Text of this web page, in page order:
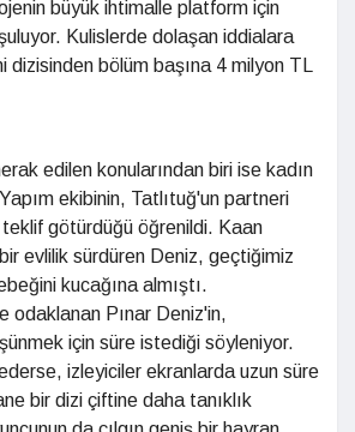
büyük ihtimalle platform için
Kulislerde dolaşan iddialara
dizisinden bölüm başına 4 milyon TL
edilen konularından biri ise kadın
ekibinin, Tatlıtuğ'un partneri
teklif götürdüğü öğrenildi. Kaan
bir evlilik sürdüren Deniz, geçtiğimiz
kucağına almıştı.
odaklanan Pınar Deniz'in,
için süre istediği söyleniyor.
izleyiciler ekranlarda uzun süre
bir dizi çiftine daha tanıklık